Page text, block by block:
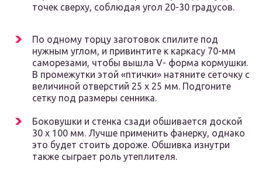
точек сверху, соблюдая угол 20-30 градусов.
По одному торцу заготовок спилите под
нужным углом, и привинтите к каркасу 70-мм
саморезами, чтобы вышла V- форма кормушки.
В промежутки этой «птички» натяните сеточку с
величиной отверстий 25 х 25 мм. Подгоните
сетку под размеры сенника.
Боковушки и стенка сзади обшивается доской
30 х 100 мм. Лучше применить фанерку, однако
это будет стоить дороже. Обшивка изнутри
также сыграет роль утеплителя.